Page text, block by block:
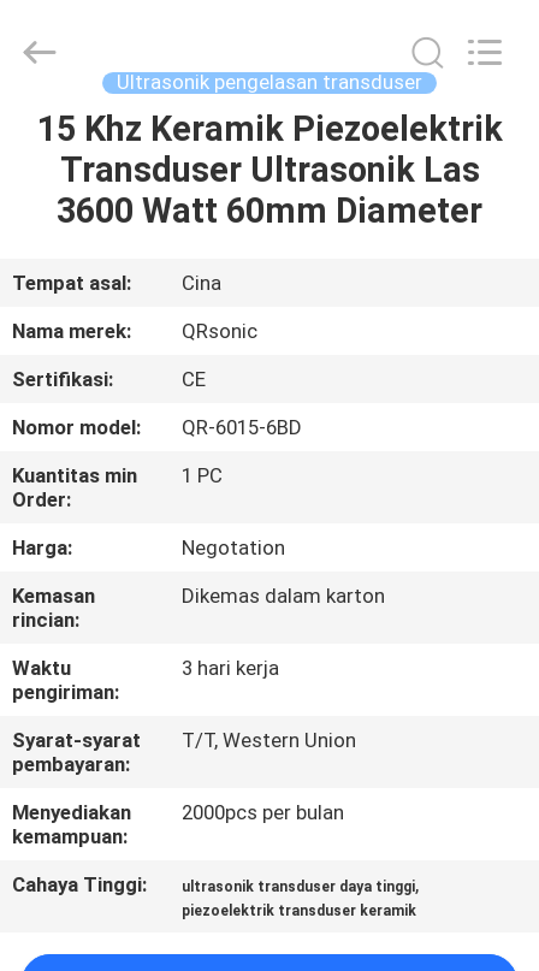
RUMAH
PRODUK
TENTANG
KAMI
TUR
PABRIK
KONTROL
KUALITAS
HUBUNGI
KAMI
BERITA
KASUS
MINTA
PENAWARAN
Equipment
Co.,Ltd.
Reserved.
Ultrasonik pengelasan transduser
15 Khz Keramik Piezoelektrik
Transduser Ultrasonik Las
3600 Watt 60mm Diameter
Tempat asal:
Cina
Nama merek:
QRsonic
Sertifikasi:
CE
Nomor model:
QR-6015-6BD
Kuantitas min
Order:
1 PC
Harga:
Negotation
Kemasan
rincian:
Dikemas dalam karton
Waktu
pengiriman:
3 hari kerja
Syarat-syarat
pembayaran:
T/T, Western Union
Menyediakan
kemampuan:
2000pcs per bulan
Cahaya Tinggi: ultrasonik transduser daya tinggi,
piezoelektrik transduser keramik